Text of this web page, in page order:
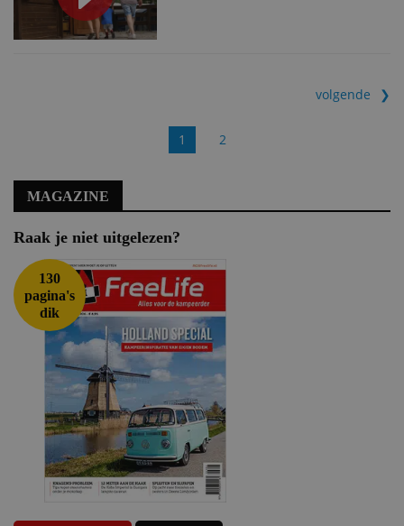
1 2
volgende
MAGAZINE
Raak je niet uitgelezen?
130
pagina's
dik